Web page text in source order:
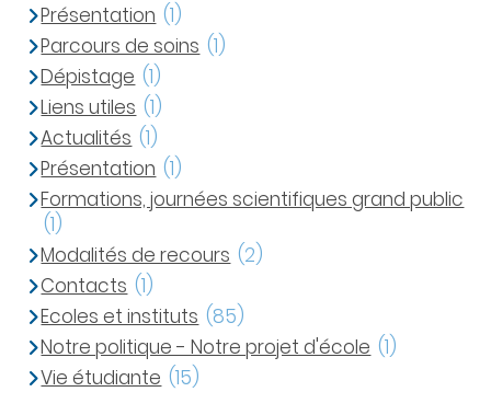
Présentation (1)
Parcours de soins (1)
Dépistage (1)
Liens utiles (1)
Actualités (1)
Présentation (1)
Formations, journées scientifiques grand public
(1)
Modalités de recours (2)
Contacts (1)
Ecoles et instituts (85)
Notre politique - Notre projet d'école (1)
Vie étudiante (15)